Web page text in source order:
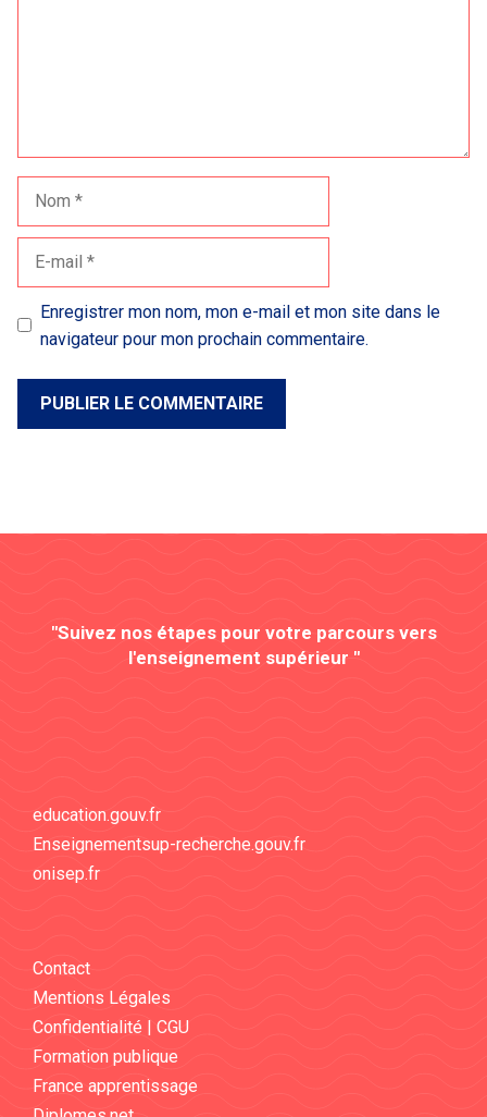
Nom
Enregistrer mon nom, mon e-mail et mon site dans le
navigateur pour mon prochain commentaire.
"Suivez nos étapes pour votre parcours vers
l'enseignement supérieur "
education.gouv.fr
Enseignementsup-recherche.gouv.fr
onisep.fr
Contact
Mentions Légales
Confidentialité | CGU
Formation publique
France apprentissage